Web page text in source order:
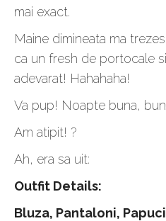
mai exact.
Maine dimineata ma
ca un fresh de portocale
adevarat! Hahahaha!
Va pup! Noapte buna,
Am atipit! ?
Ah, era sa uit:
Outfit Details:
Bluza, Pantaloni,